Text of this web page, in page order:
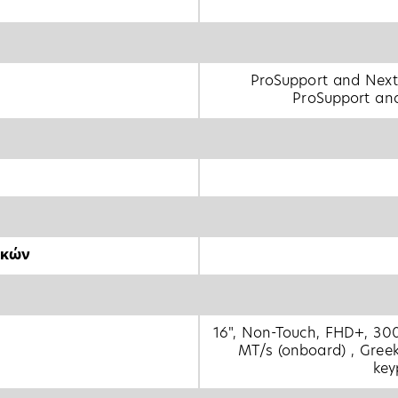
ProSupport and
ProSupport
16", Non-Touch, FHD+,
MT/s (onboard) ,